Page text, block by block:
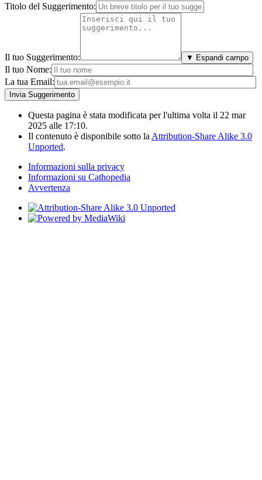
Titolo del Suggerimento:
Il tuo Suggerimento: ▼ Espandi campo
Il tuo Nome:
La tua Email:
Questa pagina è stata modificata per l'ultima volta il 22 mar
2025 alle 17:10.
Il contenuto è disponibile sotto la Attribution-Share Alike 3.0
Unported.
Informazioni sulla privacy
Informazioni su Cathopedia
Avvertenza